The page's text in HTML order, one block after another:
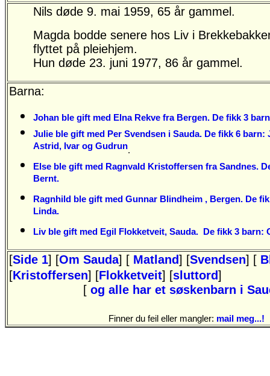
Nils døde 9. mai 1959, 65 år gammel.
Magda bodde senere hos Liv i
flyttet på pleiehjem.
Hun døde 23. juni 1977, 86 år gammel.
Barna:
Johan ble gift med Elna Rekve fra Bergen. De fikk 3
Julie ble gift med Per Svendsen i Sauda. De fikk 6 barn:
Astrid, Ivar og Gudrun.
Else ble gift med Ragnvald Kristoffersen fra Sandnes.
Bernt.
Ragnhild ble gift med Gunnar Blindheim , Bergen. De
Linda.
Liv ble gift med Egil Flokketveit, Sauda. De fikk 3 barn:
[Side 1] [Om Sauda] [ Matland] [Svendsen] [
[Kristoffersen] [Flokketveit] [sluttord]
[ og alle har et søskenbarn i
Finner du feil eller mangler: mail meg...!